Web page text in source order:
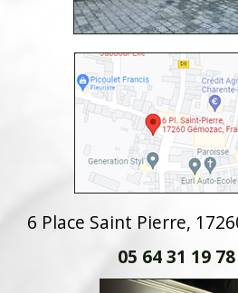
6 Place Saint Pierre,
05 64 31 19 78